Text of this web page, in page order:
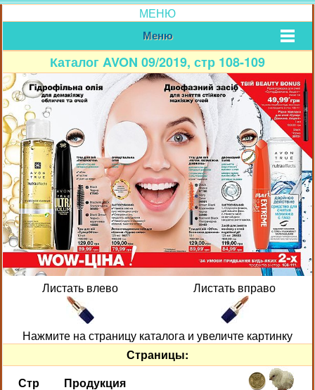
МЕНЮ
Меню
Каталог AVON 09/2019, стр 108-109
Листать влево Листать вправо
Нажмите на страницу каталога и увеличте картинку
Страницы:
Стр
Продукция